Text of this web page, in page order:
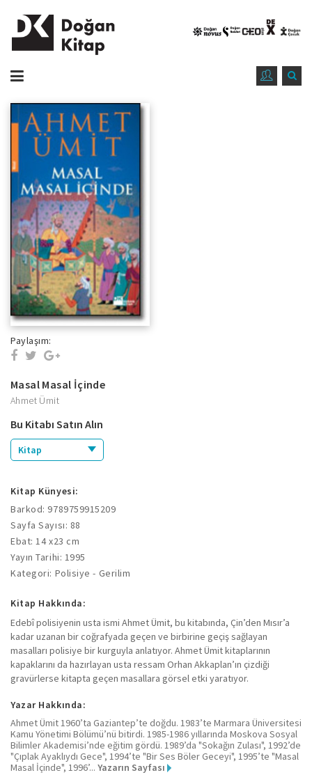
Paylaşım:
Masal Masal İçinde
Ahmet Ümit
Bu Kitabı Satın Alın
Kitap
Kitap Künyesi:
Barkod: 9789759915209
Sayfa Sayısı: 88
Ebat: 14 x23 cm
Yayın Tarihi: 1995
Kategori: Polisiye - Gerilim
Kitap Hakkında:
Edebî polisiyenin usta ismi Ahmet Ümit, bu kitabında, Çin’den Mısır’a
kadar uzanan bir coğrafyada geçen ve birbirine geçiş sağlayan
masalları polisiye bir kurguyla anlatıyor. Ahmet Ümit kitaplarının
kapaklarını da hazırlayan usta ressam Orhan Akkaplan’ın çizdiği
gravürlerse kitapta geçen masallara görsel etki yaratıyor.
Yazar Hakkında:
Ahmet Ümit 1960’ta Gaziantep’te doğdu. 1983’te Marmara Üniversitesi
Kamu Yönetimi Bölümü’nü bitirdi. 1985-1986 yıllarında Moskova Sosyal
Bilimler Akademisi’nde eğitim gördü. 1989’da "Sokağın Zulası", 1992’de
"Çıplak Ayaklıydı Gece", 1994’te "Bir Ses Böler Geceyi", 1995’te "Masal
Masal İçinde", 1996’... Yazarın Sayfası